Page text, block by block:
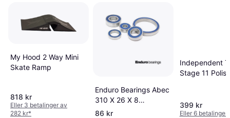
My Hood 2 Way Mini
Skate Ramp
818 kr
Eller 3 betalinger av
282 kr*
Enduro Bearings Abec
310 X 26 X 8
Mountain
86 kr
Independent
Stage 11
399 kr
Eller 6 betalinger